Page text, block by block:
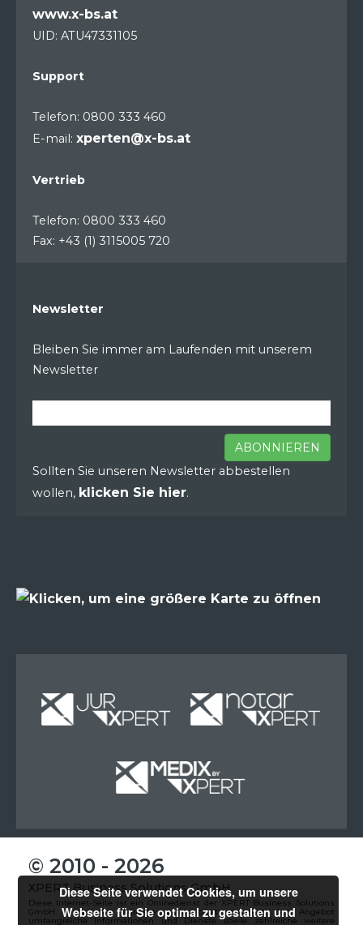
www.x-bs.at
UID: ATU47331105
Support
Telefon: 0800 333 460
E-mail: xperten@x-bs.at
Vertrieb
Telefon: 0800 333 460
Fax: +43 (1) 3115005 720
Newsletter
Bleiben Sie immer am Laufenden mit unserem
Newsletter
ABONNIEREN
Sollten Sie unseren Newsletter abbestellen
wollen, klicken Sie hier.
Miete Miete
Miete
© 2010 - 2026
XPERT Business Solutions GmbH
Diese Internet-Seite ist ein Onlinedienst der XPERT Business Solutions
GmbH. Unter der Adresse www.x-bs.at vereinigt das Angebot
umfangreiche Informationen und Dienste sowie zahlreiche weitere
Diese Seite verwendet Cookies, um unsere
Webseite für Sie optimal zu gestalten und